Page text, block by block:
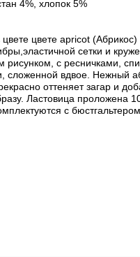
4%, хлопок 5%
цвете цвете apricot
сетки и
рисунком, с ресничками,
сложенной вдвое. Нежный
оттеняет загар и
Ластовица проложена
с бюстгальтером